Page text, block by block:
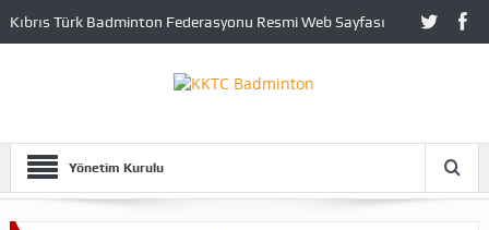
Kıbrıs Türk Badminton Federasyonu Resmi Web Sayfası
Yönetim Kurulu